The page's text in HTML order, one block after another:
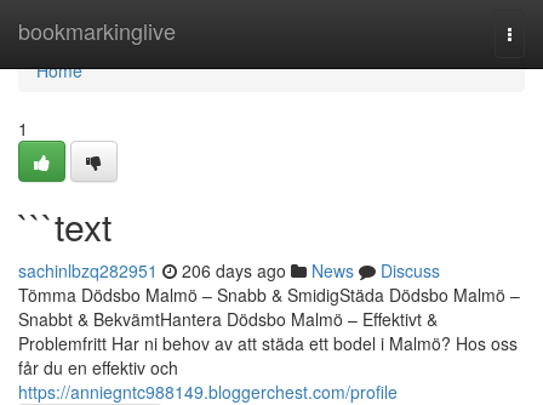
bookmarkinglive
Home
Home
1
```text
sachinlbzq282951 206 days ago News
Discuss
Tömma Dödsbo Malmö – Snabb & SmidigStäda Dödsbo Malmö –
Snabbt & BekvämtHantera Dödsbo Malmö – Effektivt &
Problemfritt Har ni behov av att städa ett bodel i Malmö? Hos oss
får du en effektiv och
https://anniegntc988149.bloggerchest.com/profile